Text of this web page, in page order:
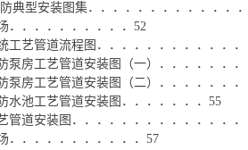
典型安装图集．．．．．．．．．．．．
．．．．．．．．．．52
工艺管道流程图．．．．．．．．．．．
泵房工艺管道安装图（一）．．．．．．
泵房工艺管道安装图（二）．．．．．．
水池工艺管道安装图．．．．．．．55
管道安装图．．．．．．．．．．．．．
．．．．．．．．．．．57